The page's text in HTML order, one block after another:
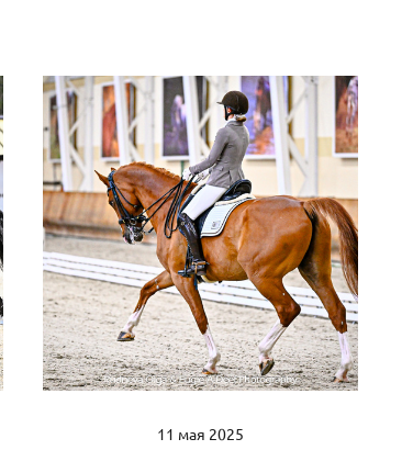
11 мая 2025